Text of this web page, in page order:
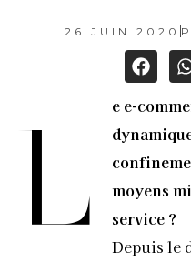
26 JUIN 2020
L
e e-
moyens
service ?
Depuis le